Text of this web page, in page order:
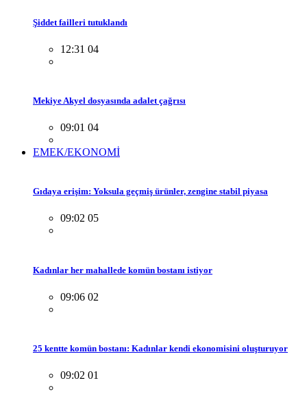
Şiddet failleri tutuklandı
12:31 04
Mekiye Akyel dosyasında adalet çağrısı
09:01 04
EMEK/EKONOMİ
Gıdaya erişim: Yoksula geçmiş ürünler, zengine stabil piyasa
09:02 05
Kadınlar her mahallede komün bostanı istiyor
09:06 02
25 kentte komün bostanı: Kadınlar kendi ekonomisini oluşturuyor
09:02 01